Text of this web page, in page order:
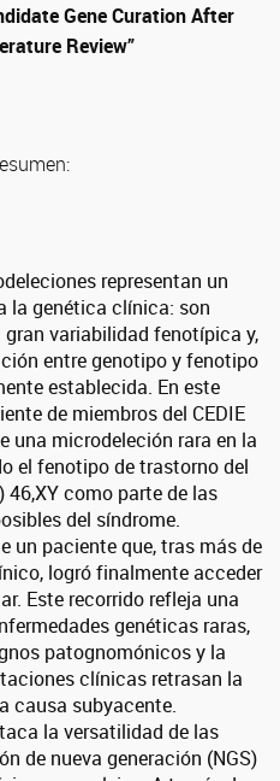
Gene Curation After
Review”
representan un
la genética clínica: son
variabilidad fenotípica y,
entre genotipo y fenotipo
establecida. En este
de miembros del CEDIE
una microdeleción rara en la
el fenotipo de trastorno del
46,XY como parte de las
del síndrome.
un paciente que, tras más de
logró finalmente acceder
Este recorrido refleja una
genéticas raras,
patognomónicos y la
clínicas retrasan la
causa subyacente.
la versatilidad de las
de nueva generación (NGS)